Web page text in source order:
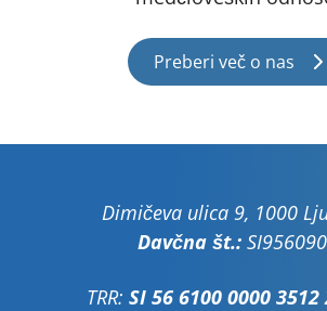
Preberi več o nas
Dimičeva ulica 9, 1000
Davčna št.:
TRR: SI 56 6100 0000 3512